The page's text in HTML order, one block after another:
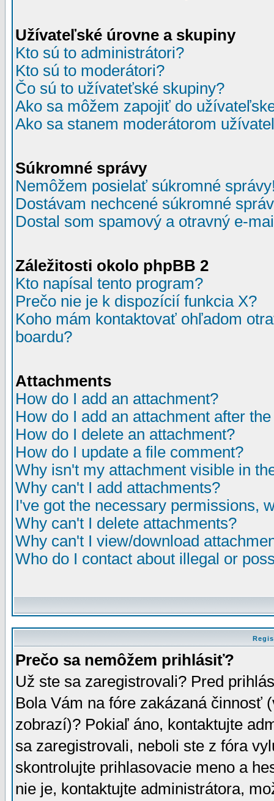
Užívateľské úrovne a skupiny
Kto sú to administrátori?
Kto sú to moderátori?
Čo sú to užívateťské skupiny?
Ako sa môžem zapojiť do
Ako sa stanem moderátorom
Súkromné správy
Nemôžem posielať súkromné
Dostávam nechcené súkromné
Dostal som spamový a otravný e-
Záležitosti okolo phpBB 2
Kto napísal tento program?
Prečo nie je k dispozícií funkcia X?
Koho mám kontaktovať ohľadom
boardu?
Attachments
How do I add an attachment?
How do I add an attachment after
How do I delete an attachment?
How do I update a file comment?
Why isn't my attachment visible in
Why can't I add attachments?
I've got the necessary permissions,
Why can't I delete attachments?
Why can't I view/download
Who do I contact about illegal or
Prečo sa nemôžem prihlásiť?
Už ste sa zaregistrovali? Pred
Bola Vám na fóre zakázaná činnosť
zobrazí)? Pokiaľ áno, kontaktujte
sa zaregistrovali, neboli ste z fóra
skontrolujte prihlasovacie meno a
nie je, kontaktujte administrátora,